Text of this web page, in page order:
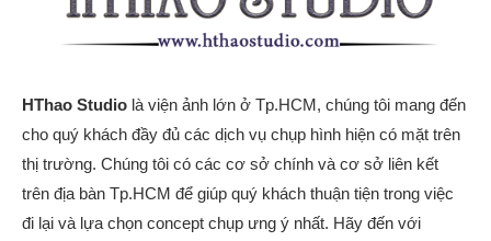
HThao Studio là viện ảnh lớn ở Tp.HCM, chúng tôi mang đến
cho quý khách đầy đủ các dịch vụ chụp hình hiện có mặt trên
thị trường. Chúng tôi có các cơ sở chính và cơ sở liên kết
trên địa bàn Tp.HCM để giúp quý khách thuận tiện trong việc
đi lại và lựa chọn concept chụp ưng ý nhất. Hãy đến với